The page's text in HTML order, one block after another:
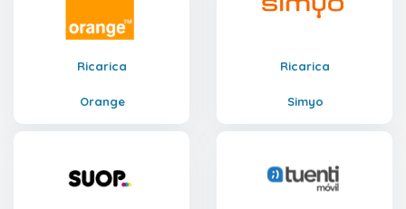
Ricarica
Orange
Ricarica
Simyo